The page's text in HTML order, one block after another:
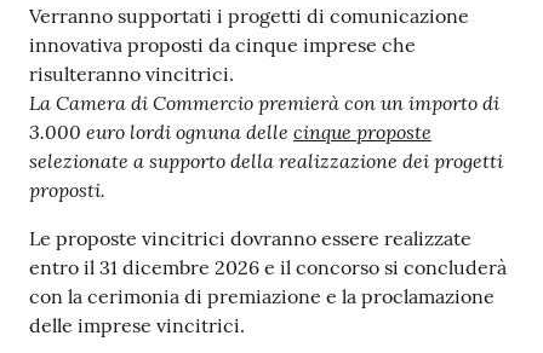
Servizi
online
Contatti
Verranno supportati i progetti di comunicazione
innovativa proposti da cinque imprese che
risulteranno vincitrici.
La Camera di Commercio premierà con un importo di
3.000 euro lordi ognuna delle cinque proposte
selezionate a supporto della realizzazione dei progetti
proposti.
Le proposte vincitrici dovranno essere realizzate
entro il 31 dicembre 2026 e il concorso si concluderà
con la cerimonia di premiazione e la proclamazione
delle imprese vincitrici.